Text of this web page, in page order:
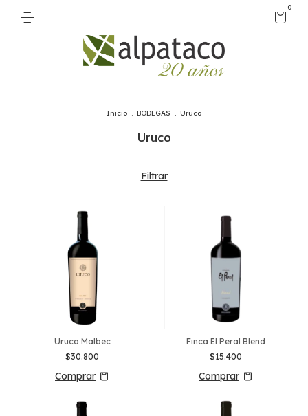
0
Inicio . BODEGAS . Uruco
Uruco
Filtrar
Uruco Malbec
$30.800
Finca El Peral Blend
$15.400